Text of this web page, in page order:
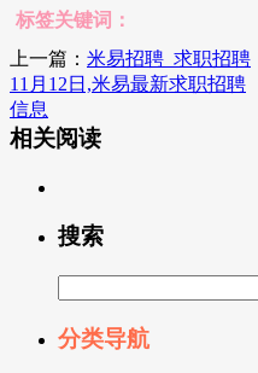
标签关键词：
上一篇： 米易招聘_求职招聘
11月12日,米易最新求职招聘
信息
相关阅读
搜索
分类导航